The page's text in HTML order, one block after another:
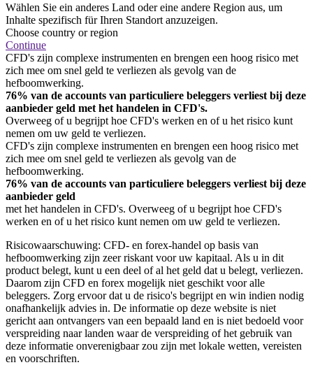
Wählen Sie ein anderes Land oder eine andere Region aus, um
Inhalte spezifisch für Ihren Standort anzuzeigen.
Choose country or region
Continue
CFD's zijn complexe instrumenten en brengen een hoog risico met
zich mee om snel geld te verliezen als gevolg van de
hefboomwerking.
76% van de accounts van particuliere beleggers verliest bij deze
aanbieder geld met het handelen in CFD's.
Overweeg of u begrijpt hoe CFD's werken en of u het risico kunt
nemen om uw geld te verliezen.
CFD's zijn complexe instrumenten en brengen een hoog risico met
zich mee om snel geld te verliezen als gevolg van de
hefboomwerking.
76% van de accounts van particuliere beleggers verliest bij deze
aanbieder geld
met het handelen in CFD's. Overweeg of u begrijpt hoe CFD's
werken en of u het risico kunt nemen om uw geld te verliezen.
Risicowaarschuwing: CFD- en forex-handel op basis van
hefboomwerking zijn zeer riskant voor uw kapitaal. Als u in dit
product belegt, kunt u een deel of al het geld dat u belegt, verliezen.
Daarom zijn CFD en forex mogelijk niet geschikt voor alle
beleggers. Zorg ervoor dat u de risico's begrijpt en win indien nodig
onafhankelijk advies in. De informatie op deze website is niet
gericht aan ontvangers van een bepaald land en is niet bedoeld voor
verspreiding naar landen waar de verspreiding of het gebruik van
deze informatie onverenigbaar zou zijn met lokale wetten, vereisten
en voorschriften.